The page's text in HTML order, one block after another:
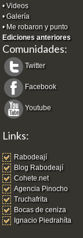
•Videos
•Galería
•Me robaron y punto
Ediciones anteriores
Comunidades:
Twitter
Facebook
Youtube
Links:
Rabodeají
Blog Rabodeají
Cohete.net
Agencia Pinocho
Truchafrita
Bocas de ceniza
Ignacio Piedrahíta